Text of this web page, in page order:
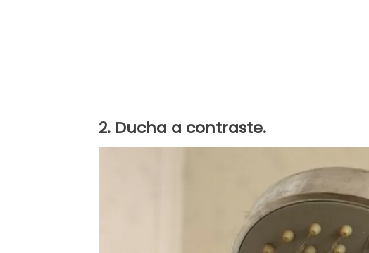
2. Ducha a contraste.